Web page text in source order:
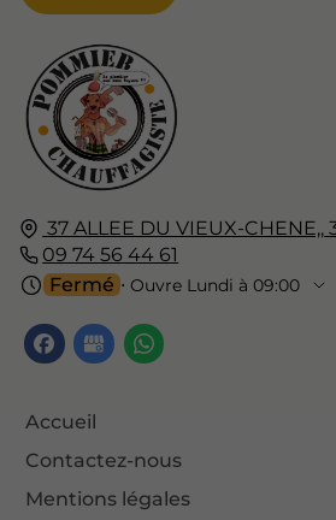
37 ALLEE DU VIEUX-CHENE,,
09 74 56 44 61
Fermé ⋅ Ouvre Lundi à 09:00
Accueil
Contactez-nous
Mentions légales